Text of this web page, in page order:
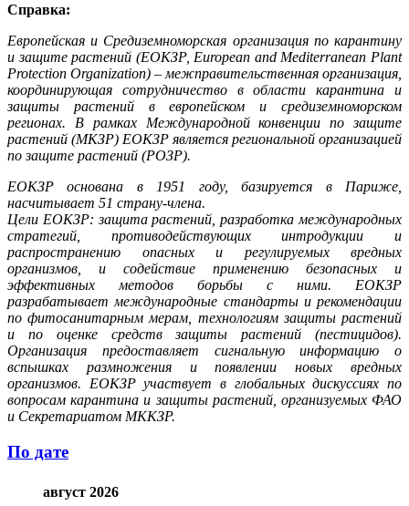
Справка:
Европейская и Средиземноморская организация по карантину
и защите растений (ЕОКЗР, European and Mediterranean Plant
Protection Organization) – межправительственная организация,
координирующая сотрудничество в области карантина и
защиты растений в европейском и средиземноморском
регионах. В рамках Международной конвенции по защите
растений (МКЗР) ЕОКЗР является региональной организацией
по защите растений (РОЗР).
ЕОКЗР основана в 1951 году, базируется в Париже,
насчитывает 51 страну-члена.
Цели ЕОКЗР: защита растений, разработка международных
стратегий, противодействующих интродукции и
распространению опасных и регулируемых вредных
организмов, и содействие применению безопасных и
эффективных методов борьбы с ними. ЕОКЗР
разрабатывает международные стандарты и рекомендации
по фитосанитарным мерам, технологиям защиты растений
и по оценке средств защиты растений (пестицидов).
Организация предоставляет сигнальную информацию о
вспышках размножения и появлении новых вредных
организмов. ЕОКЗР участвует в глобальных дискуссиях по
вопросам карантина и защиты растений, организуемых ФАО
и Секретариатом МККЗР.
По дате
август 2026